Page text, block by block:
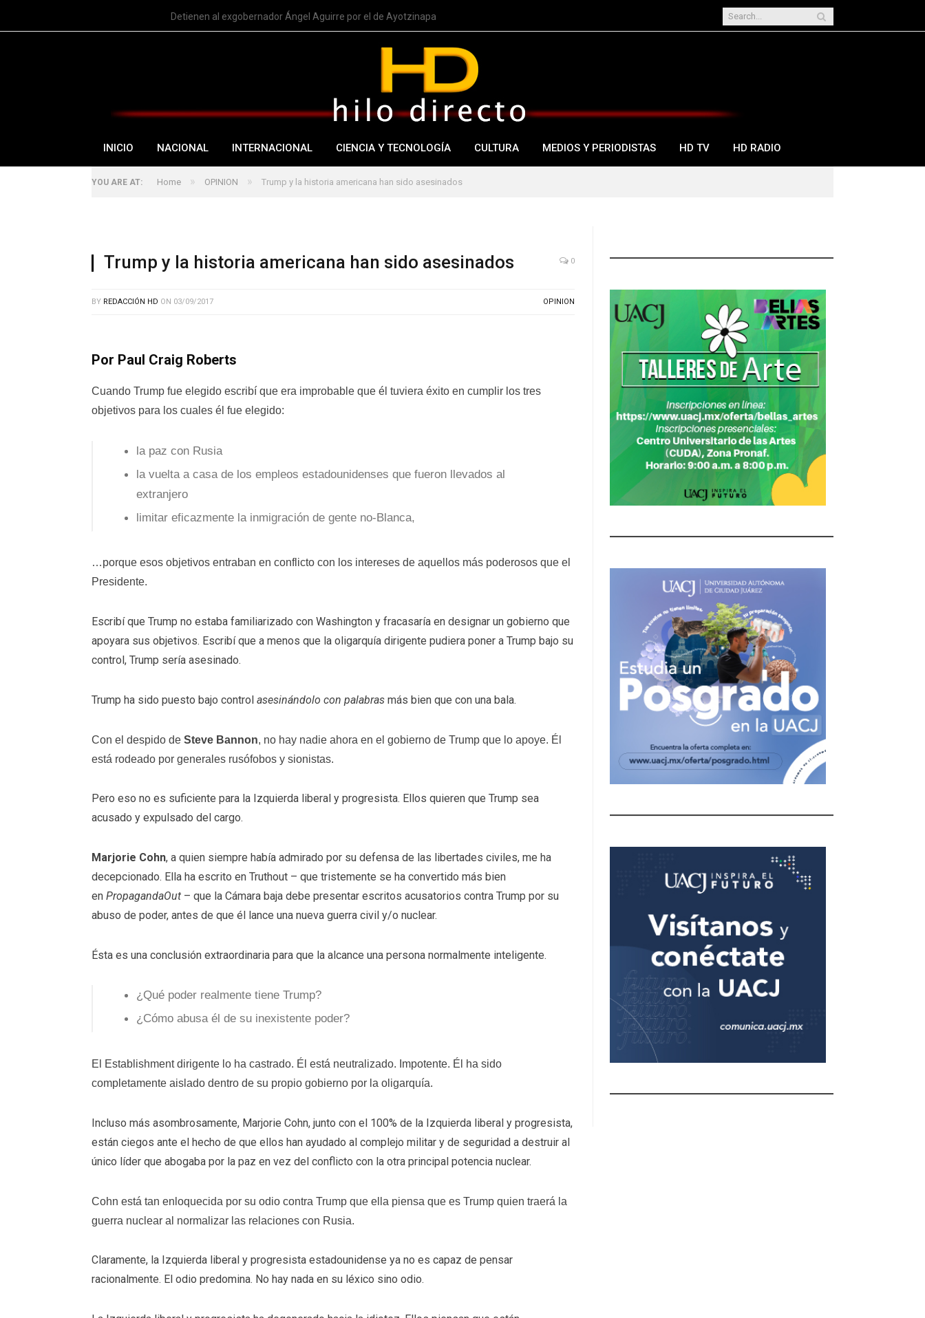
Detienen al exgobernador Ángel Aguirre por el de Ayotzinapa
INICIO NACIONAL INTERNACIONAL CIENCIA Y TECNOLOGÍA CULTURA MEDIOS Y PERIODISTAS HD TV HD RADIO
YOU ARE AT: Home » OPINION » Trump y la historia americana han sido asesinados
Trump y la historia americana han sido asesinados 0
BY REDACCIÓN HD ON 03/09/2017 OPINION
Por Paul Craig Roberts
Cuando Trump fue elegido escribí que era improbable que él tuviera éxito en cumplir los tres
objetivos para los cuales él fue elegido:
la paz con Rusia
la vuelta a casa de los empleos estadounidenses que fueron llevados al
extranjero
limitar eficazmente la inmigración de gente no-Blanca,
…porque esos objetivos entraban en conflicto con los intereses de aquellos más poderosos que el
Presidente.
Escribí que Trump no estaba familiarizado con Washington y fracasaría en designar un gobierno que
apoyara sus objetivos. Escribí que a menos que la oligarquía dirigente pudiera poner a Trump bajo su
control, Trump sería asesinado.
Trump ha sido puesto bajo control asesinándolo con palabras más bien que con una bala.
Con el despido de Steve Bannon, no hay nadie ahora en el gobierno de Trump que lo apoye. Él
está rodeado por generales rusófobos y sionistas.
Pero eso no es suficiente para la Izquierda liberal y progresista. Ellos quieren que Trump sea
acusado y expulsado del cargo.
Marjorie Cohn, a quien siempre había admirado por su defensa de las libertades civiles, me ha
decepcionado. Ella ha escrito en Truthout – que tristemente se ha convertido más bien
en PropagandaOut – que la Cámara baja debe presentar escritos acusatorios contra Trump por su
abuso de poder, antes de que él lance una nueva guerra civil y/o nuclear.
Ésta es una conclusión extraordinaria para que la alcance una persona normalmente inteligente.
¿Qué poder realmente tiene Trump?
¿Cómo abusa él de su inexistente poder?
El Establishment dirigente lo ha castrado. Él está neutralizado. Impotente. Él ha sido
completamente aislado dentro de su propio gobierno por la oligarquía.
Incluso más asombrosamente, Marjorie Cohn, junto con el 100% de la Izquierda liberal y progresista,
están ciegos ante el hecho de que ellos han ayudado al complejo militar y de seguridad a destruir al
único líder que abogaba por la paz en vez del conflicto con la otra principal potencia nuclear.
Cohn está tan enloquecida por su odio contra Trump que ella piensa que es Trump quien traerá la
guerra nuclear al normalizar las relaciones con Rusia.
Claramente, la Izquierda liberal y progresista estadounidense ya no es capaz de pensar
racionalmente. El odio predomina. No hay nada en su léxico sino odio.